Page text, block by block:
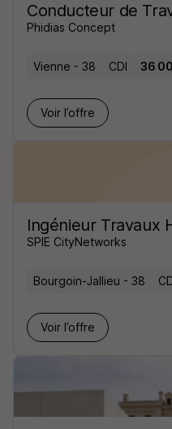
Conducteur de
Phidias Concept
Vienne - 38 CDI 36
Voir l’offre
Ingénieur Travaux
SPIE CityNetworks
Bourgoin-Jallieu - 38
Voir l’offre